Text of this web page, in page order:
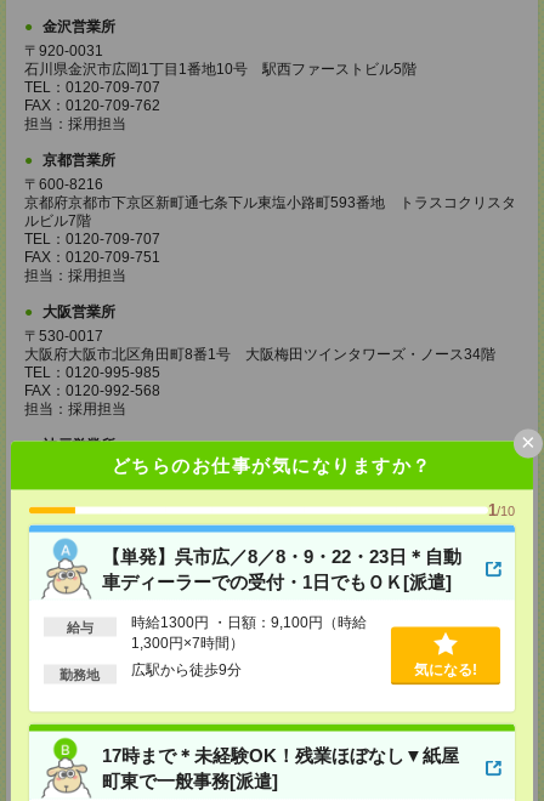
どちらのお仕事が気になりますか？
1/10
【単発】呉市広／8／8・9・22・23日＊自動
車ディーラーでの受付・1日でもＯＫ[派遣]
給与
時給1300円 ・日額：9,100円（時給
1,300円×7時間）
勤務地 広駅から徒歩9分 気になる!
17時まで＊未経験OK！残業ほぼなし▼紙屋
町東で一般事務[派遣]
×
金沢営業所
〒920-0031
石川県金沢市広岡1丁目1番地10号 駅西ファーストビル5階
TEL：0120-709-707
FAX：0120-709-762
担当：採用担当
京都営業所
〒600-8216
京都府京都市下京区新町通七条下ル東塩小路町593番地 トラスコクリスタ
ルビル7階
TEL：0120-709-707
FAX：0120-709-751
担当：採用担当
大阪営業所
〒530-0017
大阪府大阪市北区角田町8番1号 大阪梅田ツインタワーズ・ノース34階
TEL：0120-995-985
FAX：0120-992-568
担当：採用担当
神戸営業所
兵庫県神戸市中央区東川崎町1丁目3番3号 神戸ハーバーランドセンタービ
ル18階
TEL：0120-995-984
FAX：0120-709-785
担当：採用担当
広島営業所
〒730-0031
広島県広島市中区紙屋町2丁目1番地22号 広島興銀ビル11階
FAX：0120-934-504
松山営業所
〒790-0003
愛媛県松山市三番町7丁目1番地21号 ジブラルタ生命松山ビル8階
TEL：0120-709-707